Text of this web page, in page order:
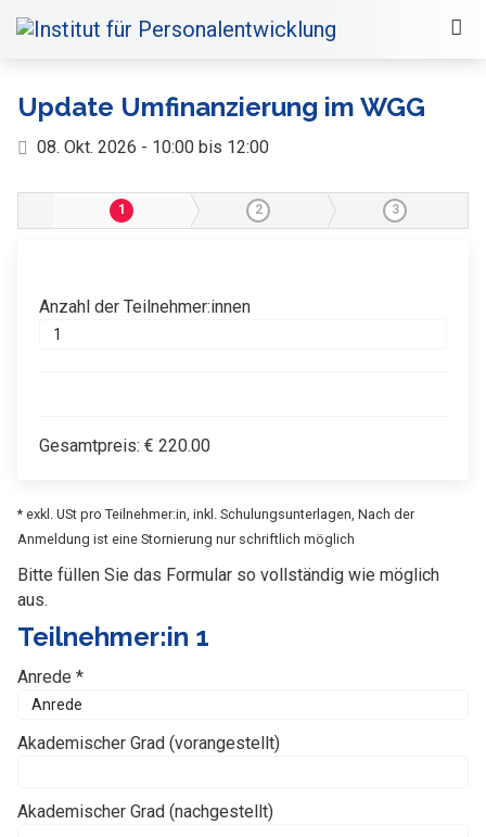
Update Umfinanzierung im WGG
08. Okt. 2026 - 10:00 bis 12:00
1 2 3
Anzahl der Teilnehmer:innen
Gesamtpreis: € 220.00
* exkl. USt pro Teilnehmer:in, inkl. Schulungsunterlagen, Nach der
Anmeldung ist eine Stornierung nur schriftlich möglich
Bitte füllen Sie das Formular so vollständig wie möglich
aus.
Teilnehmer:in 1
Anrede *
Akademischer Grad (vorangestellt)
Akademischer Grad (nachgestellt)